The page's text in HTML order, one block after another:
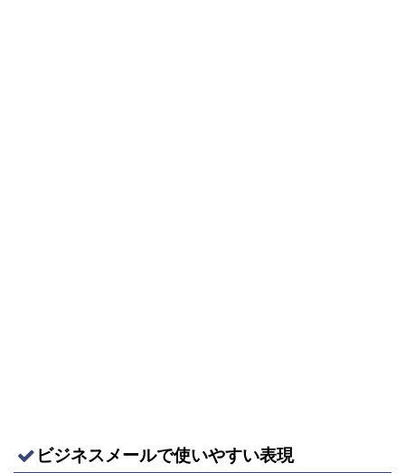
ビジネスメールで使いやすい表現